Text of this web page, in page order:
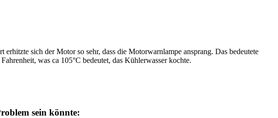
sich der Motor so sehr, dass die Motorwarnlampe ansprang. Das bedeutete
was ca 105°C bedeutet, das Kühlerwasser kochte.
sein könnte: